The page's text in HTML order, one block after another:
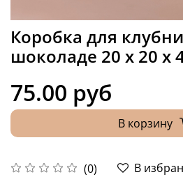
Коробка для
шоколаде 20 х 20 х
(0) В
75.00 руб
В корзину